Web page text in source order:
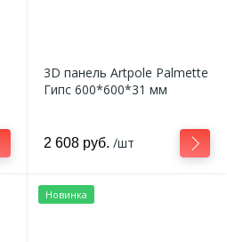
3D панель Artpole Palmette
Гипс 600*600*31 мм
2 608 руб. /шт
Новинка